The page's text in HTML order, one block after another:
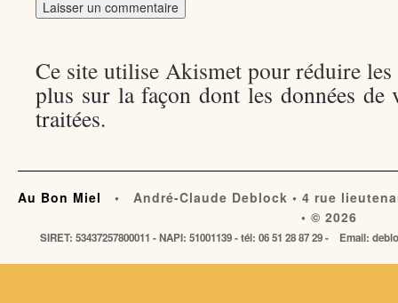
Ce site utilise Akismet pour réduire
plus sur la façon dont les données de
traitées.
Au Bon Miel
• André-Claude Deblock • 4 rue
• © 2026
SIRET: 53437257800011 - NAPI: 51001139 - tél: 06 51 28 87 29 - Email: